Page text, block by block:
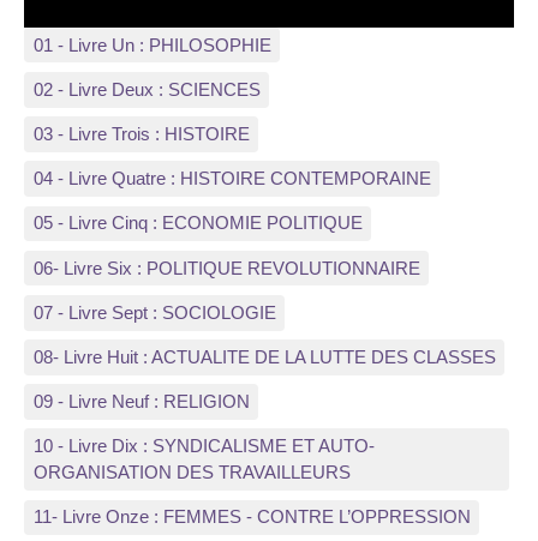
01 - Livre Un : PHILOSOPHIE
02 - Livre Deux : SCIENCES
03 - Livre Trois : HISTOIRE
04 - Livre Quatre : HISTOIRE CONTEMPORAINE
05 - Livre Cinq : ECONOMIE POLITIQUE
06- Livre Six : POLITIQUE REVOLUTIONNAIRE
07 - Livre Sept : SOCIOLOGIE
08- Livre Huit : ACTUALITE DE LA LUTTE DES CLASSES
09 - Livre Neuf : RELIGION
10 - Livre Dix : SYNDICALISME ET AUTO-
ORGANISATION DES TRAVAILLEURS
11- Livre Onze : FEMMES - CONTRE L’OPPRESSION